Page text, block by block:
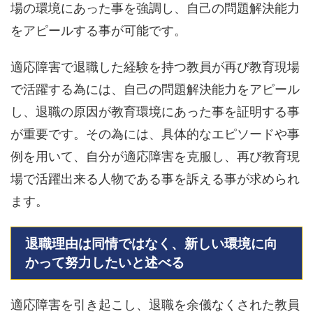
場の環境にあった事を強調し、自己の問題解決能力
をアピールする事が可能です。
適応障害で退職した経験を持つ教員が再び教育現場
で活躍する為には、自己の問題解決能力をアピール
し、退職の原因が教育環境にあった事を証明する事
が重要です。その為には、具体的なエピソードや事
例を用いて、自分が適応障害を克服し、再び教育現
場で活躍出来る人物である事を訴える事が求められ
ます。
退職理由は同情ではなく、新しい環境に向
かって努力したいと述べる
適応障害を引き起こし、退職を余儀なくされた教員